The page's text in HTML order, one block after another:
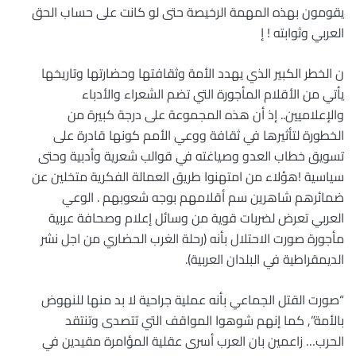
يقومون بهذه المهمة الرخيصة حتى لو كانت على حساب الحق
العربي وثوابته ! إ
ن الخطر الكبير الذي يهدد الأمة وثقافتها وحضارتها وتاريخها
يأتي من الأقلام المأجورة التي تضم الشعراء والأدباء
والإعلاميين.. إذ أن هذه المجموعة على درجة كبيرة من
الخطورة لتأثيرها في ثقافة ووعي الأمم كونها قادرة على
تسويق خطاب العدو وصياغته في قوالب شعرية وأدبية وحتى
سياسية !هؤلاء من امتهنوا طريق العمالة الفكرية متخلين عن
ضمائرهم شاهرين سم أقلامهم بوجه شعوبهم . الوعي
العربي تعرض لضربات قوية من وسائل إعلام وصحافة عربية
مأجورة صورت الاحتلال بأنه (رحلة الغرب الحضاري من اجل نشر
الديمقراطية في البلدان العربية).
“صورت القتل الجماعي بأنه عملية جراحية لا بد منها للنهوض
بالأمة”, كما إنهم شوهوا المواقف التي تتصدى وتنتقد
الحرب… زاعمين بان العرب أسرى عقلية المؤامرة مقيدين في